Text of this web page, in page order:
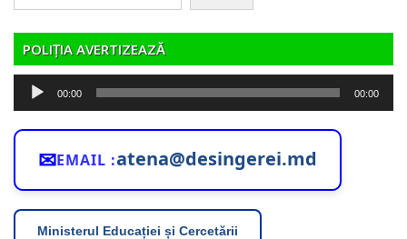
POLIȚIA AVERTIZEAZĂ
Player
audio
00:00 00:00
✉EMAIL :atena@desingerei.md
Ministerul Educației și Cercetării